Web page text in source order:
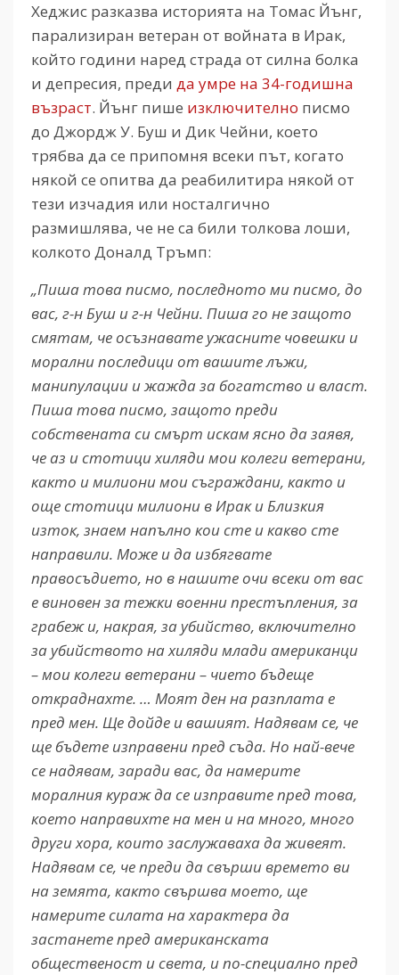
Хеджис разказва историята на Томас Йънг,
парализиран ветеран от войната в Ирак,
който години наред страда от силна болка
и депресия, преди да умре на 34-годишна
възраст. Йънг пише изключително писмо
до Джордж У. Буш и Дик Чейни, което
трябва да се припомня всеки път, когато
някой се опитва да реабилитира някой от
тези изчадия или носталгично
размишлява, че не са били толкова лоши,
колкото Доналд Тръмп:
„Пиша това писмо, последното ми писмо, до
вас, г-н Буш и г-н Чейни. Пиша го не защото
смятам, че осъзнавате ужасните човешки и
морални последици от вашите лъжи,
манипулации и жажда за богатство и власт.
Пиша това писмо, защото преди
собствената си смърт искам ясно да заявя,
че аз и стотици хиляди мои колеги ветерани,
както и милиони мои съграждани, както и
още стотици милиони в Ирак и Близкия
изток, знаем напълно кои сте и какво сте
направили. Може и да избягвате
правосъдието, но в нашите очи всеки от вас
е виновен за тежки военни престъпления, за
грабеж и, накрая, за убийство, включително
за убийството на хиляди млади американци
– мои колеги ветерани – чието бъдеще
откраднахте. … Моят ден на разплата е
пред мен. Ще дойде и вашият. Надявам се, че
ще бъдете изправени пред съда. Но най-вече
се надявам, заради вас, да намерите
моралния кураж да се изправите пред това,
което направихте на мен и на много, много
други хора, които заслужаваха да живеят.
Надявам се, че преди да свърши времето ви
на земята, както свършва моето, ще
намерите силата на характера да
застанете пред американската
общественост и света, и по-специално пред